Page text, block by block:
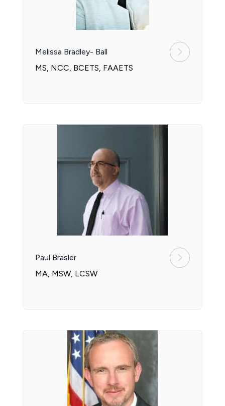
Melissa Bradley- Ball
MS, NCC, BCETS, FAAETS
Paul Brasler
MA, MSW, LCSW